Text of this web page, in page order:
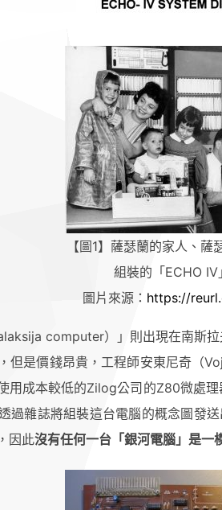
【圖1】薩瑟蘭的家人、薩
組裝的「ECHO IV
圖片來源： https://
computer）」則出現在南斯
但是價錢昂貴，工程師安東尼奇（
用成本較低的Zilog公司的Z80微處
過雜誌將組裝這台電腦的概念圖發
因此沒有任何一台「銀河電腦」是一